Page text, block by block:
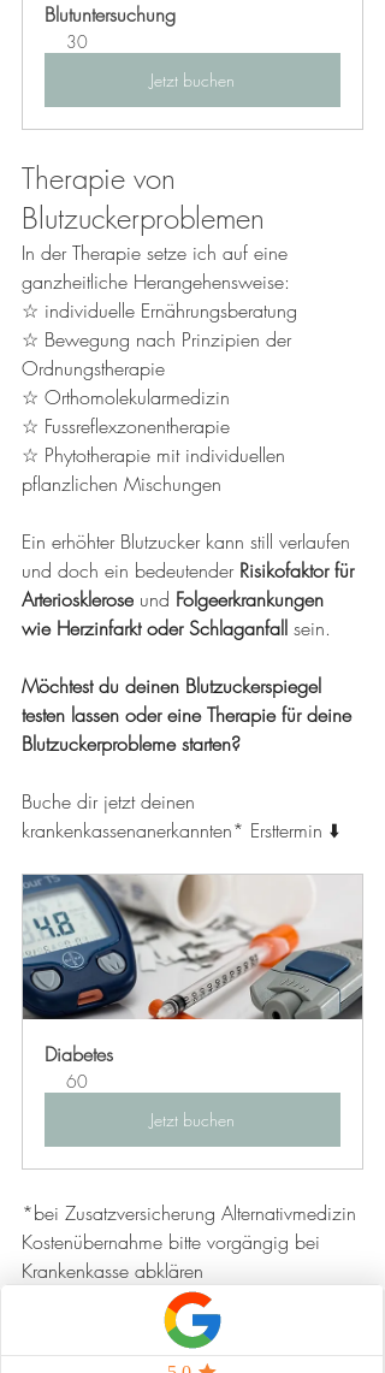
Blutuntersuchung
30
Jetzt buchen
Therapie von
Blutzuckerproblemen
In der Therapie setze ich auf eine
ganzheitliche Herangehensweise:
☆ individuelle Ernährungsberatung
☆ Bewegung nach Prinzipien der
Ordnungstherapie
☆ Orthomolekularmedizin
☆ Fussreflexzonentherapie
☆ Phytotherapie mit individuellen
pflanzlichen Mischungen
Ein erhöhter Blutzucker kann still verlaufen
und doch ein bedeutender Risikofaktor für
Arteriosklerose und Folgeerkrankungen
wie Herzinfarkt oder Schlaganfall sein.
Möchtest du deinen Blutzuckerspiegel
testen lassen oder eine Therapie für deine
Blutzuckerprobleme starten?
Buche dir jetzt deinen
krankenkassenanerkannten* Ersttermin ⬇️
Diabetes
60
Jetzt buchen
*bei Zusatzversicherung Alternativmedizin
Kostenübernahme bitte vorgängig bei
Krankenkasse abklären
Beschwerden-Therapie Lexikon